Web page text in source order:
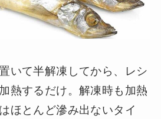
いて半解凍してから、レシ
熱するだけ。解凍時も加熱
ほとんど滲み出ないタイ